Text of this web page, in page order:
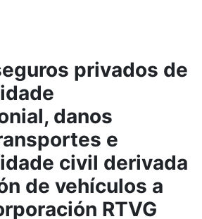
privados de
danos
e
civil derivada
de vehículos a
RTVG